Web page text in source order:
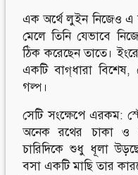
এক অর্থে লুইন নিজেও এ
মেলে তিনি যেভাবে
ঠিক করেছেন তাতে।
একটি বাগ্‌ধারা
গল্প।
সেটি সংক্ষেপে এরকম:
অনেক রথের চাকা ও
চারিদিকে শুধু ধূলা
বসা একটি মাছি তার